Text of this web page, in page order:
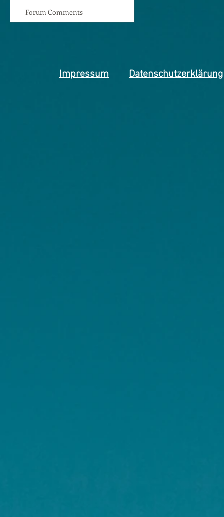
Forum Comments
Impressum Datenschutzerklärung